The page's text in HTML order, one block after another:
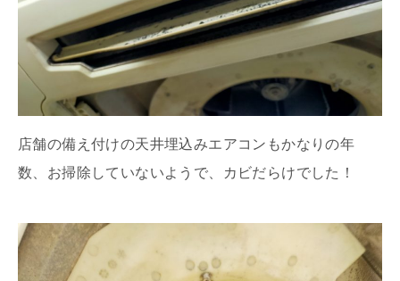
店舗の備え付けの天井埋込みエアコンもかなりの年
数、お掃除していないようで、カビだらけでした！